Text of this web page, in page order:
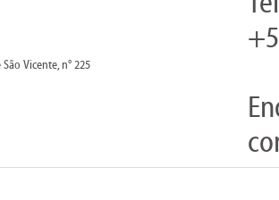
Vicente, n° 225